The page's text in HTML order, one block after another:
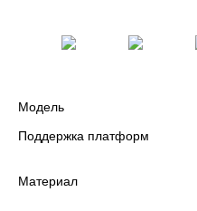
Модель
Поддержка платформ
Материал